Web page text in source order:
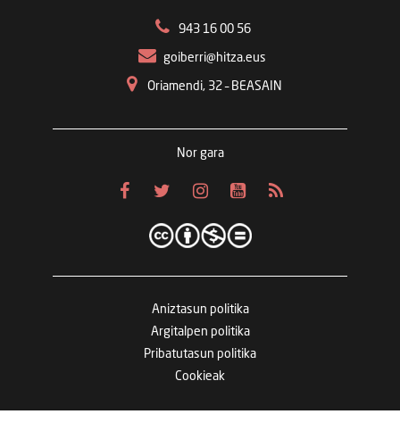
943 16 00 56
goiberri@hitza.eus
Oriamendi, 32 – BEASAIN
Nor gara
Aniztasun politika
Argitalpen politika
Pribatutasun politika
Cookieak